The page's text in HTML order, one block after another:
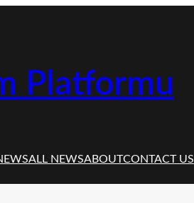
Platformu
ALL NEWSABOUTCONTACT US